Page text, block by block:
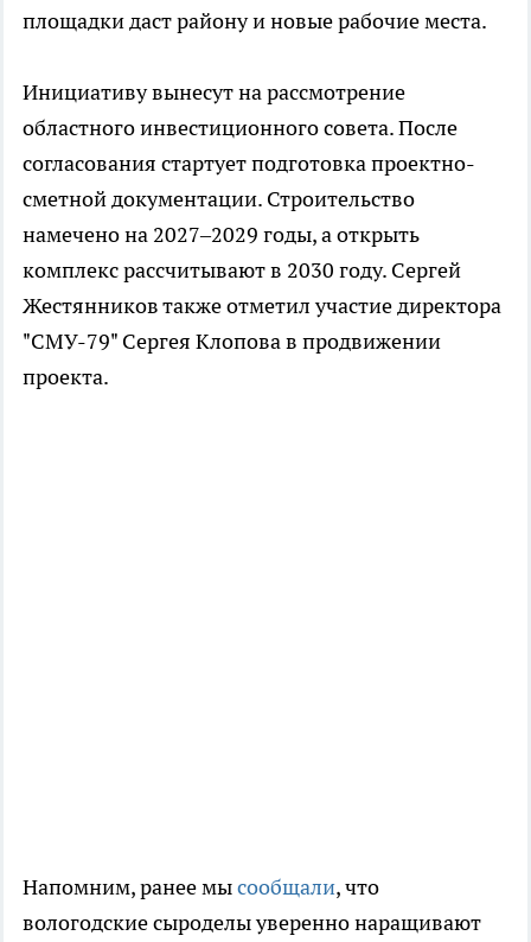
площадки даст району и новые рабочие места.
Инициативу вынесут на рассмотрение
областного инвестиционного совета. После
согласования стартует подготовка проектно-
сметной документации. Строительство
намечено на 2027–2029 годы, а открыть
комплекс рассчитывают в 2030 году. Сергей
Жестянников также отметил участие директора
"СМУ-79" Сергея Клопова в продвижении
проекта.
Напомним, ранее мысообщали, что
вологодские сыроделы уверенно наращивают